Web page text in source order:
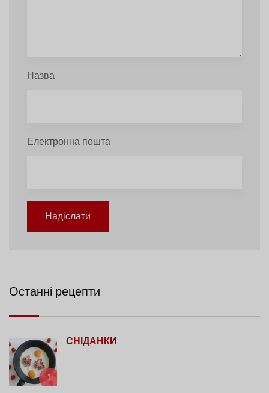
Назва
Електронна пошта
Надіслати
Останні рецепти
1
СНІДАНКИ